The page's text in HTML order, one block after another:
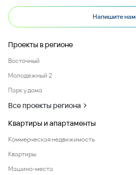
Напишите нам
Проекты в регионе
Восточный
Молодежный 2
Парк у дома
Все проекты региона
Квартиры и апартаменты
Коммерческая недвижимость
Квартиры
Машино-места